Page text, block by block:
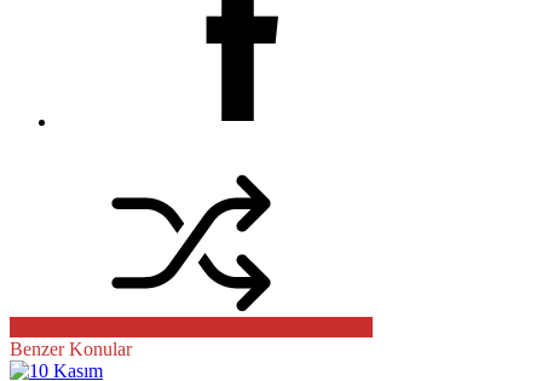
Benzer Konular